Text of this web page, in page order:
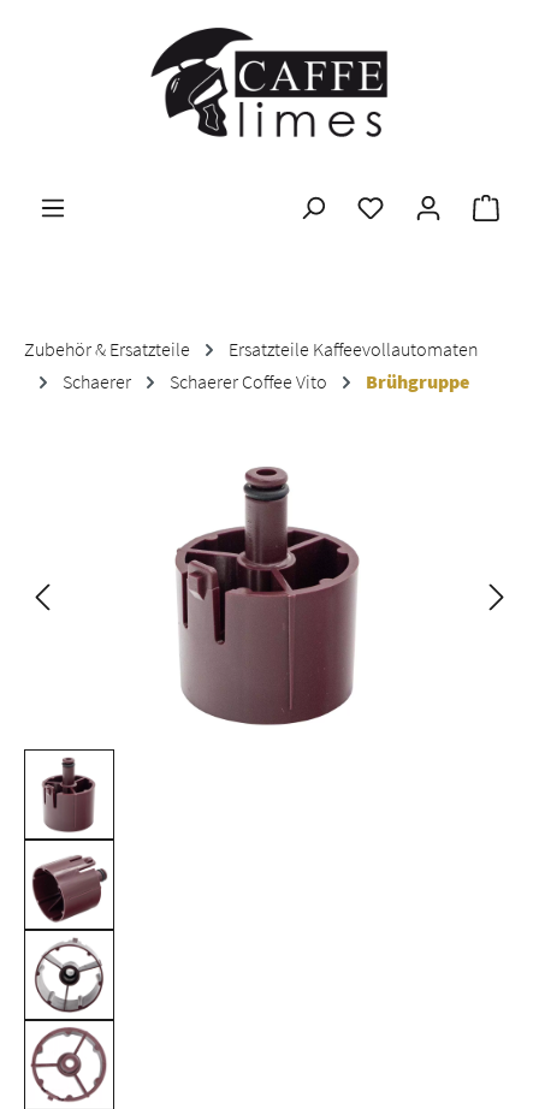
Zum Hauptinhalt springen
Zubehör & Ersatzteile
Ersatzteile Kaffeevollautomaten
Schaerer
Schaerer Coffee Vito Brühgruppe